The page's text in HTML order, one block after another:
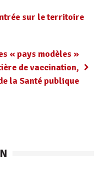
sur le territoire
« pays modèles »
de vaccination,
la Santé publique